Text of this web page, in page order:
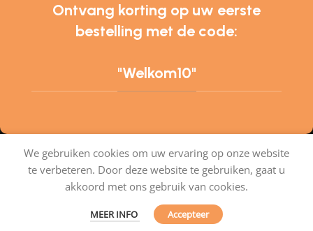
Ontvang korting op uw eerste
bestelling met de code:
"Welkom10"
We gebruiken cookies om uw ervaring op onze website
te verbeteren. Door deze website te gebruiken, gaat u
akkoord met ons gebruik van cookies.
MEER INFO Accepteer
Tapijtenshop.com